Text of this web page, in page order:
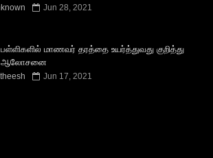
Jun 28, 2021
பள்ளிகளில் மாணவர் தரத்தை உயர்த்துவது குறித்து
ஆலோசனை
Jun 17, 2021